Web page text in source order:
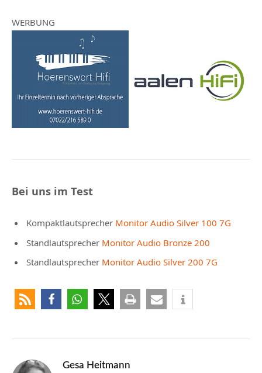
WERBUNG
Bei uns im Test
Kompaktlautsprecher Monitor Audio Silver 100 7G
Standlautsprecher Monitor Audio Bronze 200
Standlautsprecher Monitor Audio Silver 200 7G
Gesa Heitmann